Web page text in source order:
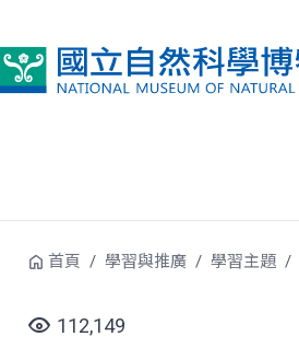
首頁 學習與推廣 學習主題
112,149